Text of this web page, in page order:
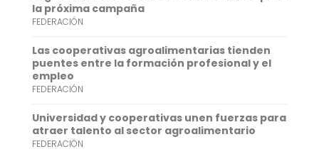
n
la próxima campaña
FEDERACIÓN
Las cooperativas agroalimentarias tienden
puentes entre la formación profesional y el
empleo
FEDERACIÓN
Universidad y cooperativas unen fuerzas para
atraer talento al sector agroalimentario
FEDERACIÓN